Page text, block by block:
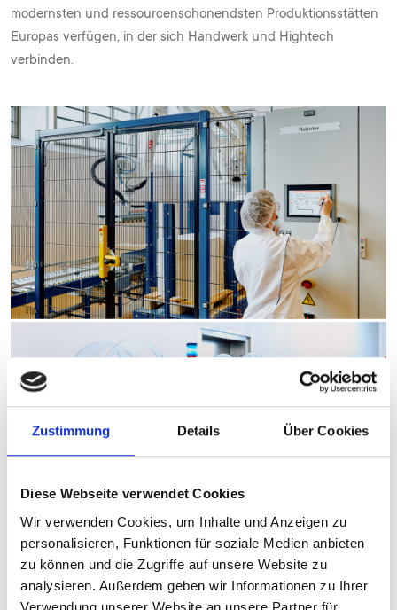
Zustimmung Details Über Cookies
Diese Webseite verwendet Cookies
Wir verwenden Cookies, um Inhalte und Anzeigen zu
personalisieren, Funktionen für soziale Medien anbieten
zu können und die Zugriffe auf unsere Website zu
analysieren. Außerdem geben wir Informationen zu Ihrer
Verwendung unserer Website an unsere Partner für
modernsten und ressourcenschonendsten Produktionsstätten
Europas verfügen, in der sich Handwerk und Hightech
verbinden.